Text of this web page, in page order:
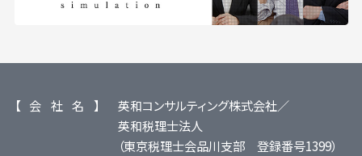
【 会 社 名 】
英和コンサルティング株式会社／
英和税理士法人
（東京税理士会品川支部 登録番号1399）